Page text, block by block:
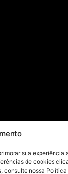
sua experiência
de cookies
consulte nossa Política